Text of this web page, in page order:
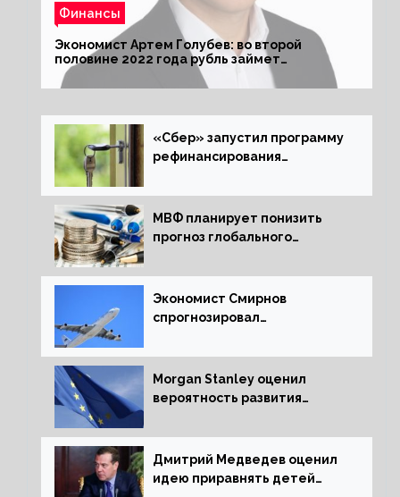
Финансы
Экономист Артем Голубев: во второй
половине 2022 года рубль займет
комфортный курс
«Сбер» запустил программу
рефинансирования
МВФ планирует понизить
прогноз глобального
следующем отчете
Экономист Смирнов
спрогнозировал
России
Morgan Stanley оценил
вероятность развития
Дмитрий Медведев оценил
идею приравнять детей